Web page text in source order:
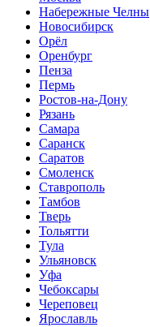
Набережные Челны
Новосибирск
Орёл
Оренбург
Пенза
Пермь
Ростов-на-Дону
Рязань
Самара
Саранск
Саратов
Смоленск
Ставрополь
Тамбов
Тверь
Тольятти
Тула
Ульяновск
Уфа
Чебоксары
Череповец
Ярославль